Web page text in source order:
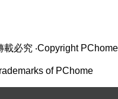
載必究 ‧Copyright PChome
of PChome